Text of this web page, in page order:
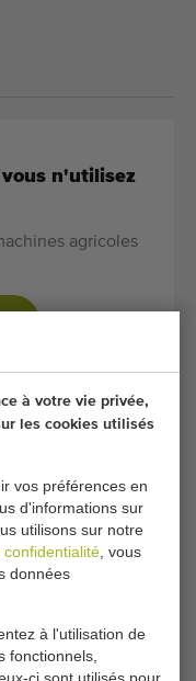
à votre vie privée,
les cookies utilisés
vos préférences en
d'informations sur
utilisons sur notre
confidentialité , vous
données
à l'utilisation de
fonctionnels,
ci sont utilisés pour
n'utilisez
agricoles
de récolte
à Oignons